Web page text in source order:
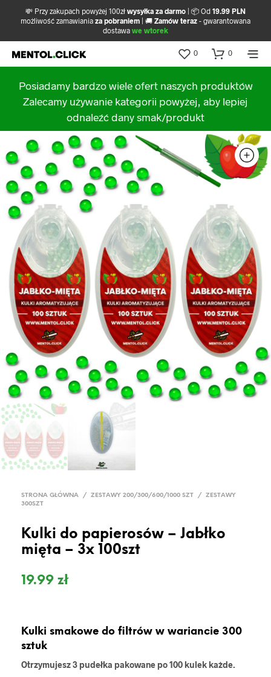
💸 Przy zakupach powyżej 100zł wysyłka za darmo | 📦 Od 19.99 PLN
możliwość zamawiania za pobraniem | 🚚 Zamów teraz - gwarantowana
dostawa we wtorek
0 0
Posiadamy bardzo wiele ofert naszych produktów
Zalecamy używanie kategorii powyżej, aby lepiej
odnaleźć dany smak/produkt
STRONA GŁÓWNA / ZESTAWY 200/300/600/1000 SZT /
ZESTAWY
300SZT
Kulki do papierosów – Jabłko
mięta – 3x 100szt
19.99 zł
Kulki smakowe do filtrów w wariancie 300
sztuk
Otrzymujesz 3 pudełka pakowane po 100 kulek każde.